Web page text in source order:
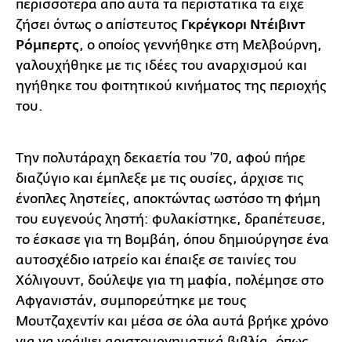
περισσότερα από αυτά τα περιστατικά τα είχε
ζήσει όντως ο απίστευτος Γκρέγκορι Ντέιβιντ
Ρόμπερτς, ο οποίος γεννήθηκε στη Μελβούρνη,
γαλουχήθηκε με τις ιδέες του αναρχισμού και
ηγήθηκε του φοιτητικού κινήματος της περιοχής
του.
Την πολυτάραχη δεκαετία του ’70, αφού πήρε
διαζύγιο και έμπλεξε με τις ουσίες, άρχισε τις
ένοπλες ληστείες, αποκτώντας ωστόσο τη φήμη
του ευγενούς ληστή: φυλακίστηκε, δραπέτευσε,
το έσκασε για τη Βομβάη, όπου δημιούργησε ένα
αυτοσχέδιο ιατρείο και έπαιξε σε ταινίες του
Χόλιγουντ, δούλεψε για τη μαφία, πολέμησε στο
Αφγανιστάν, συμπορεύτηκε με τους
Μουτζαχεντίν και μέσα σε όλα αυτά βρήκε χρόνο